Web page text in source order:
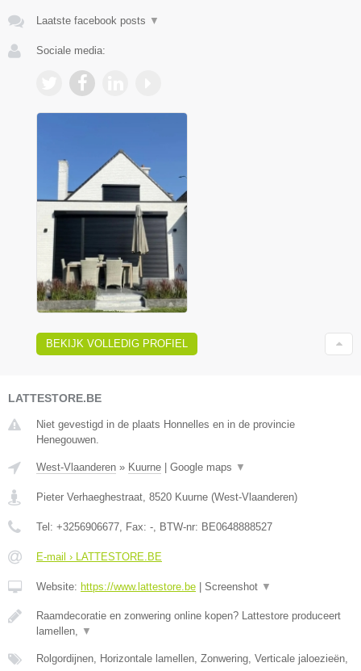
Laatste facebook posts ▼
Sociale media:
BEKIJK VOLLEDIG PROFIEL
LATTESTORE.BE
Niet gevestigd in de plaats Honnelles en in de provincie
Henegouwen.
West-Vlaanderen » Kuurne Google maps ▼
Pieter Verhaeghestraat 8520 Kuurne (West-Vlaanderen)
Tel: +3256906677 , Fax: - , BTW-nr: BE0648888527
E-mail › LATTESTORE.BE
Website: https://www.lattestore.be Screenshot ▼
Raamdecoratie en zonwering online kopen? Lattestore produceert
lamellen,
▼
Rolgordijnen, Horizontale lamellen, Zonwering, Verticale jaloezieën,